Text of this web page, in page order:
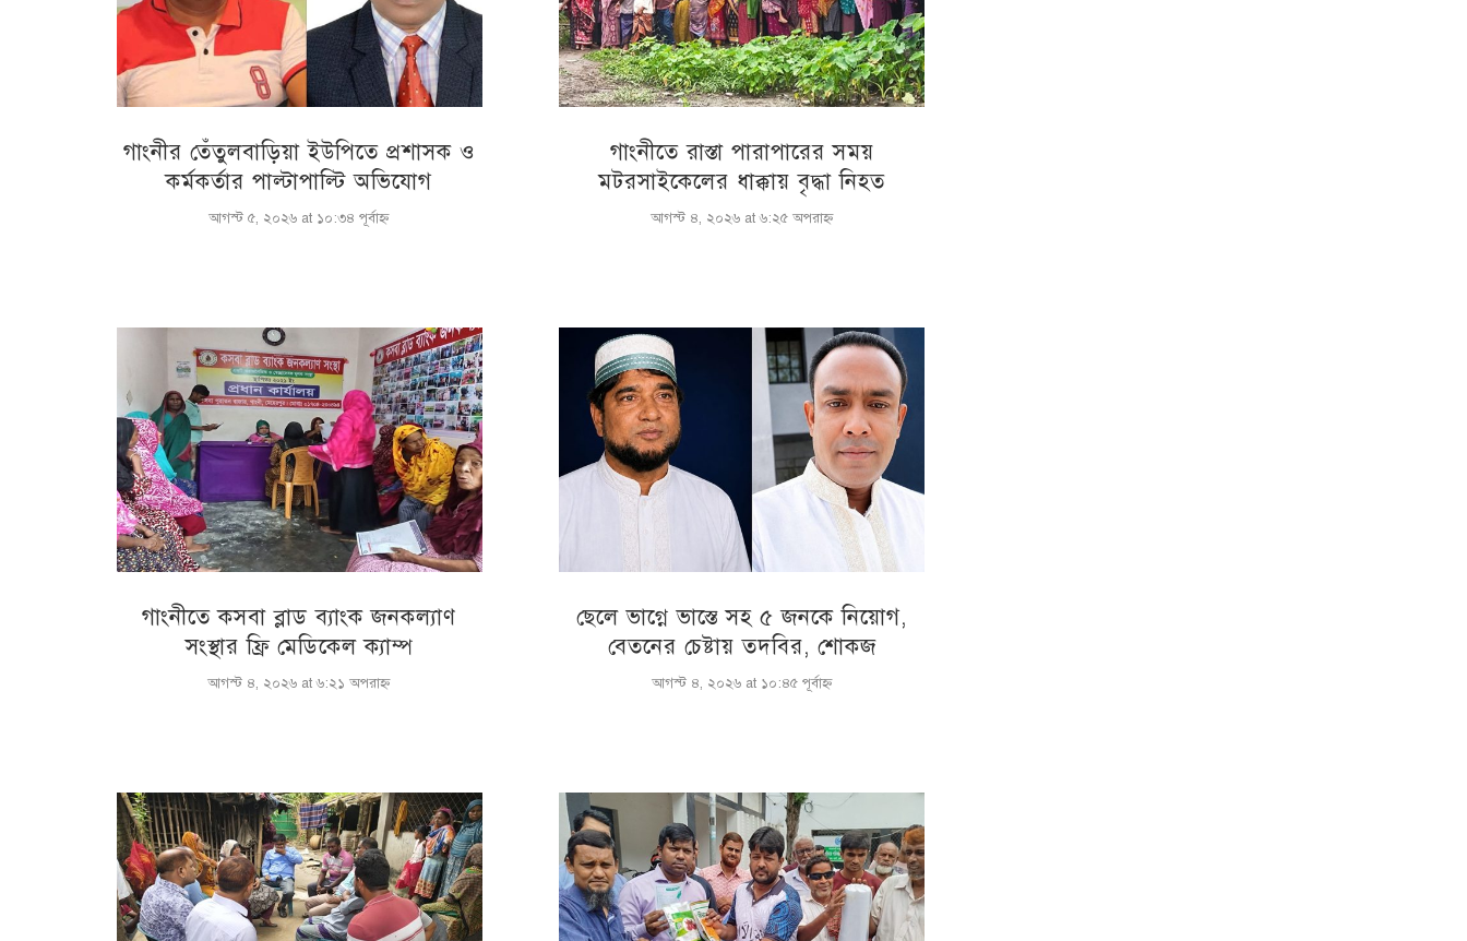
গাংনীর তেঁতুলবাড়িয়া ইউপিতে প্রশাসক ও
কর্মকর্তার পাল্টাপাল্টি অভিযোগ
আগস্ট ৫, ২০২৬ at ১০:৩৪ পূর্বাহ্ণ
গাংনীতে রাস্তা পারাপারের সময়
মটরসাইকেলের ধাক্কায় বৃদ্ধা নিহত
আগস্ট ৪, ২০২৬ at ৬:২৫ অপরাহ্ণ
গাংনীতে কসবা ব্লাড ব্যাংক জনকল্যাণ
সংস্থার ফ্রি মেডিকেল ক্যাম্প
আগস্ট ৪, ২০২৬ at ৬:২১ অপরাহ্ণ
ছেলে ভাগ্নে ভাস্তে সহ ৫ জনকে নিয়োগ,
বেতনের চেষ্টায় তদবির, শোকজ
আগস্ট ৪, ২০২৬ at ১০:৪৫ পূর্বাহ্ণ